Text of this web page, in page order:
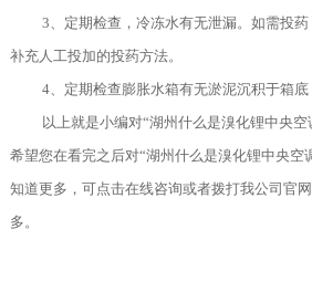
3、定期检查，冷冻水有无泄漏。如需投
补充人工投加的投药方法。
4、定期检查膨胀水箱有无淤泥沉积于箱底
以上就是小编对“湖州什么是溴化锂中央空
希望您在看完之后对“湖州什么是溴化锂中央空
知道更多，可点击在线咨询或者拨打我公司官
多。